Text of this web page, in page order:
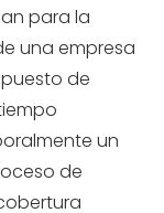
para la
una empresa
de
un
de